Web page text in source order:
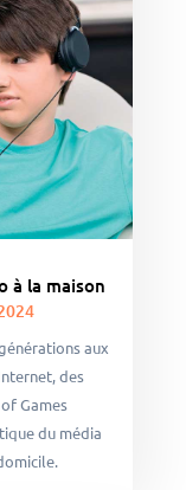
à la maison
aux
des
Games
du média